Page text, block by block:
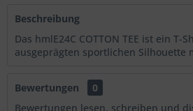
Beschreibung
Das hmlE24C COTTON TEE ist ein T-
ausgeprägten sportlichen Silhouette
Bewertungen
0
Bewertungen lesen, schreiben und